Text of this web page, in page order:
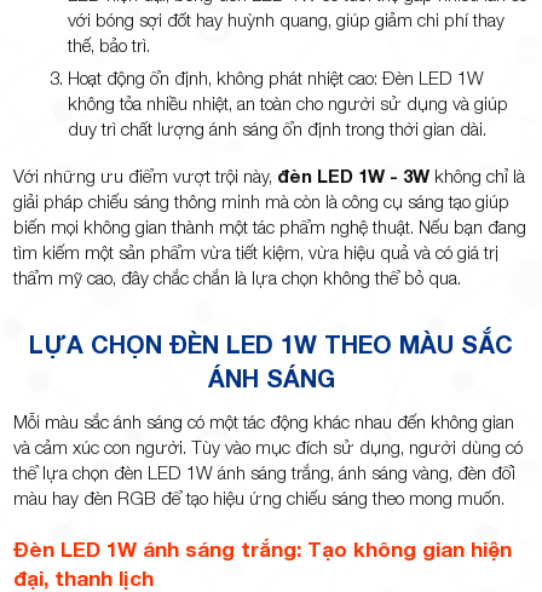
với bóng sợi đốt hay huỳnh quang, giúp giảm chi phí thay
thế, bảo trì.
Hoạt động ổn định, không phát nhiệt cao: Đèn LED 1W
không tỏa nhiều nhiệt, an toàn cho người sử dụng và giúp
duy trì chất lượng ánh sáng ổn định trong thời gian dài.
Với những ưu điểm vượt trội này, đèn LED 1W - 3W không chỉ là
giải pháp chiếu sáng thông minh mà còn là công cụ sáng tạo giúp
biến mọi không gian thành một tác phẩm nghệ thuật. Nếu bạn đang
tìm kiếm một sản phẩm vừa tiết kiệm, vừa hiệu quả và có giá trị
thẩm mỹ cao, đây chắc chắn là lựa chọn không thể bỏ qua.
LỰA CHỌN ĐÈN LED 1W THEO MÀU SẮC
ÁNH SÁNG
Mỗi màu sắc ánh sáng có một tác động khác nhau đến không gian
và cảm xúc con người. Tùy vào mục đích sử dụng, người dùng có
thể lựa chọn đèn LED 1W ánh sáng trắng, ánh sáng vàng, đèn đổi
màu hay đèn RGB để tạo hiệu ứng chiếu sáng theo mong muốn.
Đèn LED 1W ánh sáng trắng: Tạo không gian hiện
đại, thanh lịch